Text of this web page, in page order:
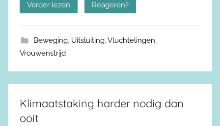
Verder lezen Reageren?
Beweging, Uitsluiting,Vluchtelingen,
Vrouwenstrijd
Klimaatstaking harder nodig dan
ooit